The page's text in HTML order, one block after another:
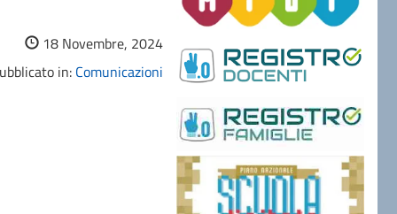
18 Novembre, 2024
in: Comunicazioni